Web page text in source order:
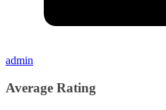
admin
Average Rating